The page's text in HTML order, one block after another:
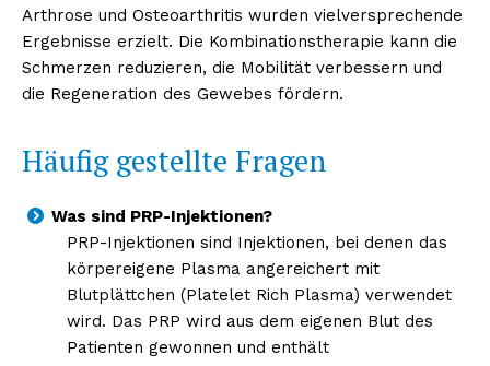
Arthrose und Osteoarthritis wurden vielversprechende
Ergebnisse erzielt. Die Kombinationstherapie kann die
Schmerzen reduzieren, die Mobilität verbessern und
die Regeneration des Gewebes fördern.
Häufig gestellte Fragen
Was sind PRP-Injektionen?
PRP-Injektionen sind Injektionen, bei denen das
körpereigene Plasma angereichert mit
Blutplättchen (Platelet Rich Plasma) verwendet
wird. Das PRP wird aus dem eigenen Blut des
Patienten gewonnen und enthält